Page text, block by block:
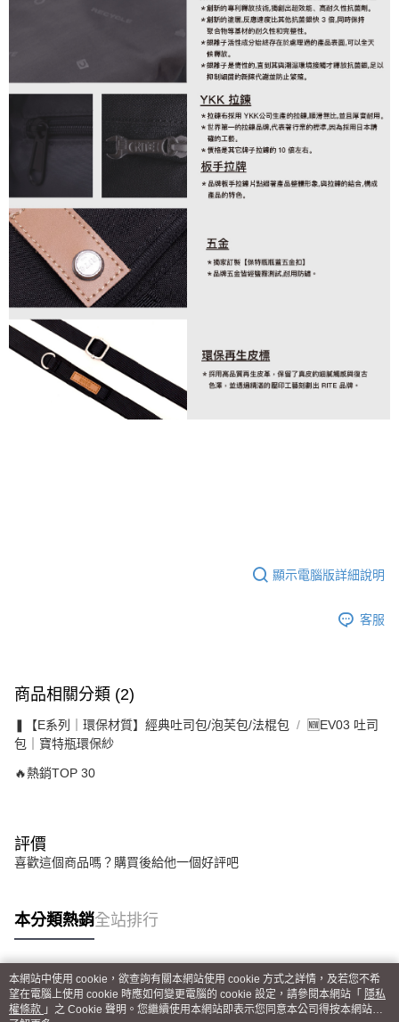
顯示電腦版詳細說明
客服
商品相關分類 (2)
❚【E系列｜環保材質】經典吐司包/泡芙包/法棍包
🆕EV03 吐司
包｜寶特瓶環保紗
🔥熱銷TOP 30
評價
喜歡這個商品嗎？購買後給他一個好評吧
本分類熱銷全站排行
熱門標籤
本網站中使用 cookie，欲查詢有關本網站使用 cookie 方式之詳情，及若您不希
望在電腦上使用 cookie 時應如何變更電腦的 cookie 設定，請參閱本網站「 隱私
權條款 」之 Cookie 聲明。您繼續使用本網站即表示您同意本公司得按本網站使